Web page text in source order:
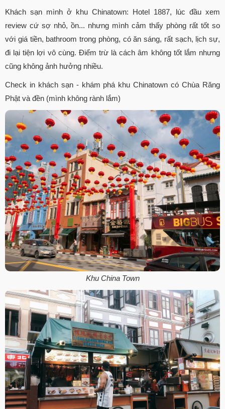
Khách sạn mình ở khu Chinatown: Hotel 1887, lúc đầu xem
review cứ sợ nhỏ, ồn... nhưng mình cảm thấy phòng rất tốt so
với giá tiền, bathroom trong phòng, có ăn sáng, rất sạch, lịch sự,
đi lại tiện lợi vô cùng. Điểm trừ là cách âm không tốt lắm nhưng
cũng không ảnh hưởng nhiều.
Check in khách sạn - khám phá khu Chinatown có Chùa Răng
Phật và đền (mình không rành lắm)
Khu China Town